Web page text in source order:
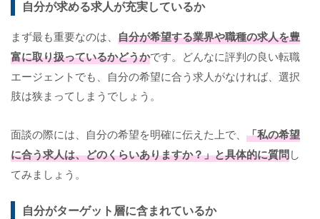
自分が求める求人が充実しているか
まず最も重要なのは、 自分が希望する業界や職種の求人を豊
富に取り扱っているかどうかです。どんなに評判の良い転職
エージェントでも、自分の希望に合う求人がなければ、選択
肢は狭まってしまうでしょう。
面談の際には、自分の希望を明確に伝えた上で、 「私の希望
に合う求人は、どのくらいありますか？」と具体的に質問し
てみましょう。
自分がターゲット層に含まれているか